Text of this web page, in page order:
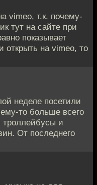
vimeo, т.к. почему-
тут на сайте при
показывает
открыть на vimeo, то
неделе посетили
то больше всего
троллейбусы и
От последнего